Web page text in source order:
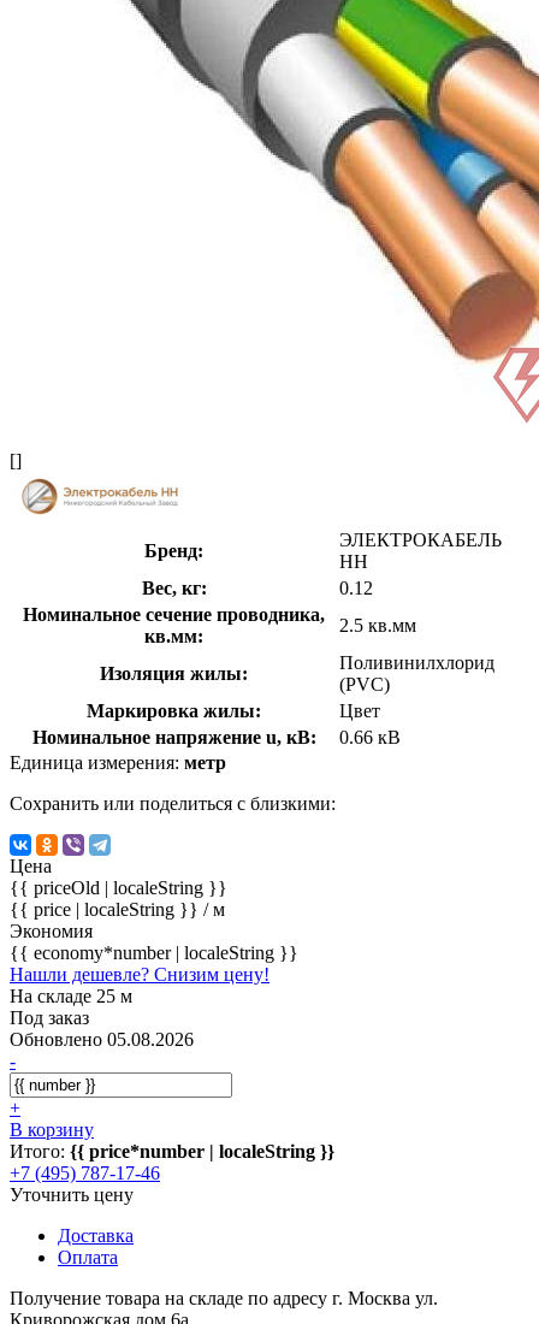
[]
Бренд:
ЭЛЕКТРОКАБЕЛЬ
НН
Вес, кг:
0.12
Номинальное сечение проводника,
кв.мм:
2.5 кв.мм
Изоляция жилы:
Поливинилхлорид
(PVC)
Маркировка жилы:
Цвет
Номинальное напряжение u, кВ:
0.66 кВ
Единица измерения: метр
Сохранить или поделиться с близкими:
Цена
{{ priceOld | localeString }}
{{ price | localeString }} / м
Экономия
{{ economy*number | localeString }}
Нашли дешевле? Снизим цену!
На складе 25 м
Под заказ
Обновлено 05.08.2026
-
+
В корзину
Итого: {{ price*number | localeString }}
+7 (495) 787-17-46
Уточнить цену
Доставка
Оплата
Получение товара на складе по адресу г. Москва ул.
Криворожская дом 6а.